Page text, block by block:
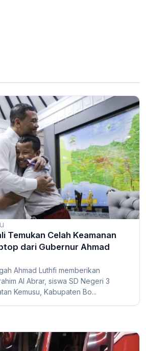
Temukan Celah Keamanan
dari Gubernur Ahmad
Ahmad Luthfi memberikan
Al Abrar, siswa SD Negeri 3
Kemusu, Kabupaten Bo...